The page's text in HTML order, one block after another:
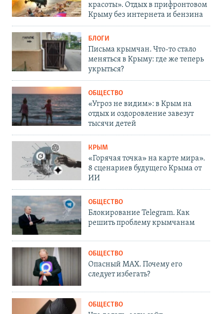
красоты». Отдых в прифронтовом
Крыму без интернета и бензина
БЛОГИ
Письма крымчан. Что-то стало
меняться в Крыму: где же теперь
укрыться?
ОБЩЕСТВО
«Угроз не видим»: в Крым на
отдых и оздоровление завезут
тысячи детей
КРЫМ
«Горячая точка» на карте мира».
8 сценариев будущего Крыма от
ИИ
ОБЩЕСТВО
Блокирование Telegram. Как
решить проблему крымчанам
ОБЩЕСТВО
Опасный MAX. Почему его
следует избегать?
ОБЩЕСТВО